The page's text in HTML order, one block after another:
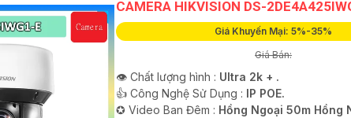
CAMERA HIKVISION DS-
Giá Khuyến Mại: 5%-35%
Giá Bán:
👁 Chất lượng hình : Ultra 2k + .
👍 Công Nghệ Sử Dụng : IP POE.
✪ Video Ban Đêm : Hồng Ngoại 50m Hồng